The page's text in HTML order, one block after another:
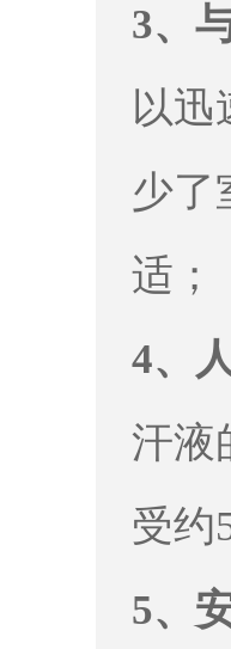
3、
以迅
少了
适；
4、
汗液
受约
5、